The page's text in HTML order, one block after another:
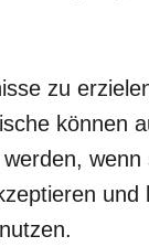
zu
können
wenn
und